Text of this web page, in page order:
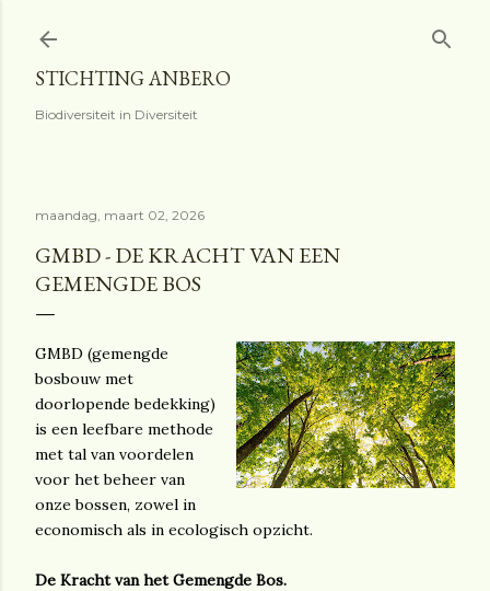
STICHTING ANBERO
Biodiversiteit in Diversiteit
maandag, maart 02, 2026
GMBD - DE KRACHT VAN EEN
GEMENGDE BOS
GMBD (gemengde
bosbouw met
doorlopende bedekking)
is een leefbare methode
met tal van voordelen
voor het beheer van
onze bossen, zowel in
economisch als in ecologisch opzicht.
De Kracht van het Gemengde Bos.